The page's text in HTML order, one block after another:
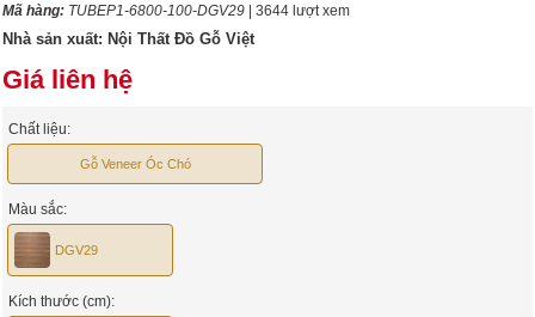
Mã hàng: TUBEP1-6800-100-DGV29 | 3644 lượt xem
Nhà sản xuất: Nội Thất Đồ Gỗ Việt
Giá liên hệ
Chất liệu:
Gỗ Veneer Óc Chó
Màu sắc:
DGV29
Kích thước (cm):